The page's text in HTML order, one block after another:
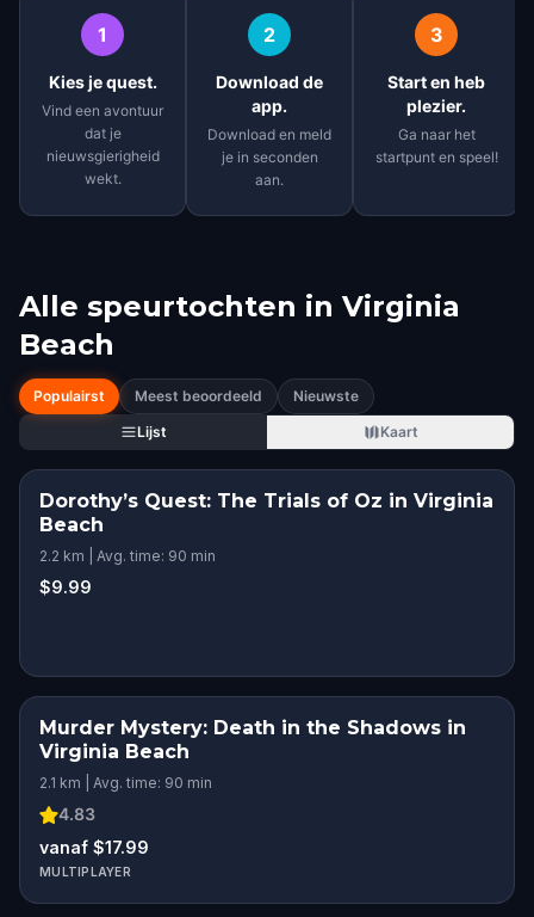
1
Kies je quest.
Vind een avontuur
dat je
nieuwsgierigheid
wekt.
2
Download de
app.
Download en meld
je in seconden
aan.
3
Start en heb
plezier.
Ga naar het
startpunt en speel!
Alle speurtochten in Virginia
Beach
Populairst Meest beoordeeld
Nieuwste
Lijst
Kaart
Dorothy’s Quest: The Trials of Oz in Virginia
Beach
2.2 km | Avg. time: 90 min
$9.99
Murder Mystery: Death in the Shadows in
Virginia Beach
2.1 km | Avg. time: 90 min
4.83
vanaf $17.99
MULTIPLAYER